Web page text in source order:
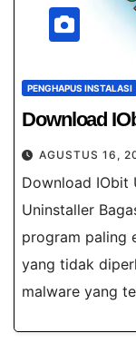
PENGHAPUS INSTALASI
Download
AGUSTUS 16,
Download IObit
Uninstaller
program paling
yang tidak
malware yang